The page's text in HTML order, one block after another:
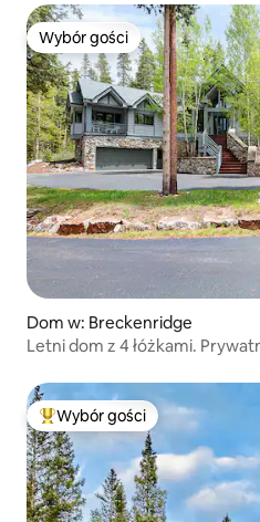
Wybór gości
Wybór gości
Dom w: Breckenridge
Letni dom z 4 łóżkami.
Najpopularniejsze z kategorii
Wybór gości